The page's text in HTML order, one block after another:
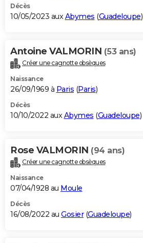
Décès
10/05/2023 auxAbymes (Guadeloupe)
Antoine VALMORIN (53 ans)
Créer une cagnotte obsèques
Naissance
26/09/1969 à Paris (Paris)
Décès
10/10/2022 auxAbymes (Guadeloupe)
Rose VALMORIN (94 ans)
Créer une cagnotte obsèques
Naissance
07/04/1928 au Moule
Décès
16/08/2022 au Gosier(Guadeloupe)